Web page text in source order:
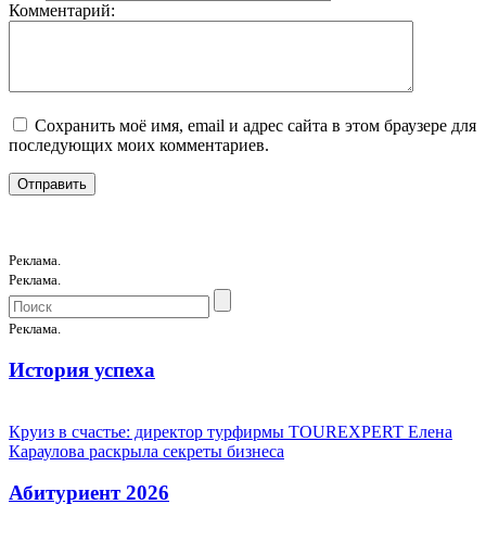
Комментарий:
Сохранить моё имя, email и адрес сайта в этом браузере для
последующих моих комментариев.
Реклама.
Реклама.
Реклама.
История успеха
Круиз в счастье: директор турфирмы TOUREXPERT Елена
Караулова раскрыла секреты бизнеса
Абитуриент 2026